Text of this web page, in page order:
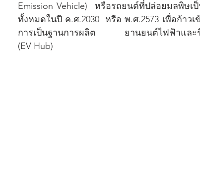
Emission Vehicle)  หรือรถยนต์ที่ปล่อยมลพิษ
ทั้งหมดในปี ค.ศ.2030  หรือ พ.ศ.2573 เพื่อก้าว
การเป็นฐานการผลิต        ยานยนต์ไฟฟ้าแล
(EV Hub)